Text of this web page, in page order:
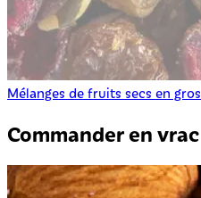
Mélanges de fruits secs en gros
Commander en vrac